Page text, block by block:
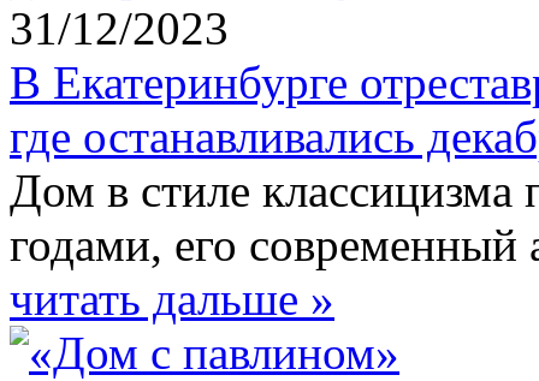
31/12/2023
В Екатеринбурге
где останавливались
Дом в стиле
годами, его
читать дальше »